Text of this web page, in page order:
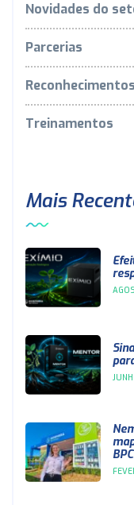
Novidades do
Parcerias
Reconhecimentos
Treinamentos
Mais